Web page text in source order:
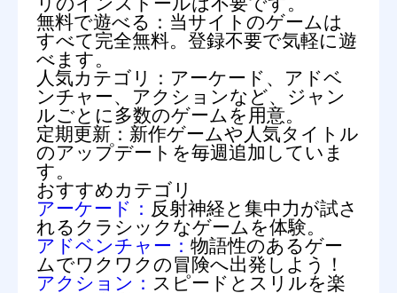
無料で遊べる： 当サイトのゲームは
すべて完全無料。登録不要で気軽に遊
べます。
人気カテゴリ： アーケード、アドベ
ンチャー、アクションなど、ジャン
ルごとに多数のゲームを用意。
定期更新： 新作ゲームや人気タイトル
のアップデートを毎週追加していま
す。
おすすめカテゴリ
アーケード： 反射神経と集中力が試さ
れるクラシックなゲームを体験。
アドベンチャー：物語性のあるゲー
ムでワクワクの冒険へ出発しよう！
アクション： スピードとスリルを楽